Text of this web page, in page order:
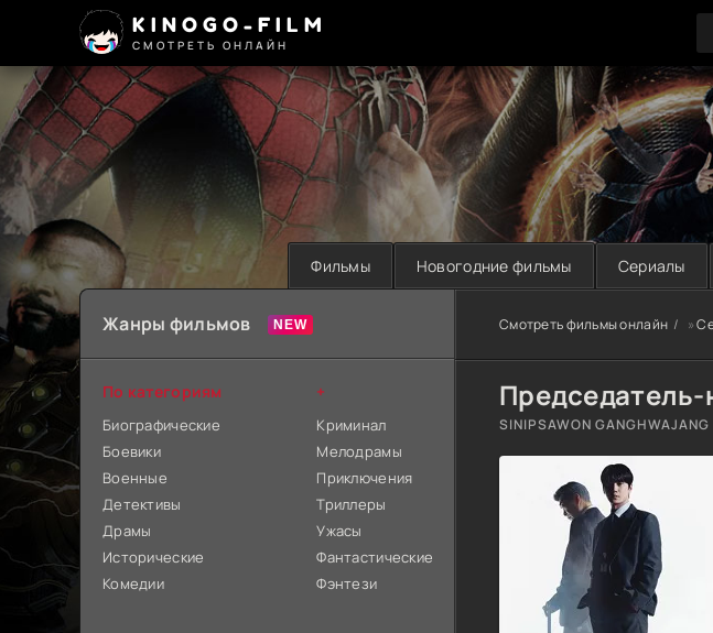
KINOGO-FILM
СМОТРЕТЬ ОНЛАЙН
Фильмы Новогодние фильмы Сериалы
Смотреть фильмы онлайн »
SINIPSAWON GANGHWAJANG
Жанры фильмов
По категориям
Биографические
Боевики
Военные
Детективы
Драмы
Исторические
Комедии
+
Криминал
Мелодрамы
Приключения
Триллеры
Ужасы
Фантастические
Фэнтези